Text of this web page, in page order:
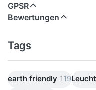
GPSR
Bewertungen
Tags
earth friendly 119